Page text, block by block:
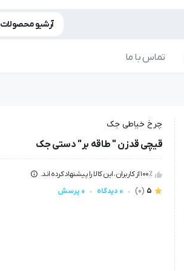
آرشیو محصولات
تماس با ما
چرخ خیاطی جک
قیچی قدزن " طاقه بر" دستی جک
100٪ از کاربران، این کالا را پیشنهاد کرده اند.
5
(0) 0 دیدگاه 0 پرسش